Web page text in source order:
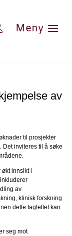
av
til prosjekter
Det inviteres til å søke
innsikt i
av
klinisk forskning
dette fagfeltet kan
seg mot